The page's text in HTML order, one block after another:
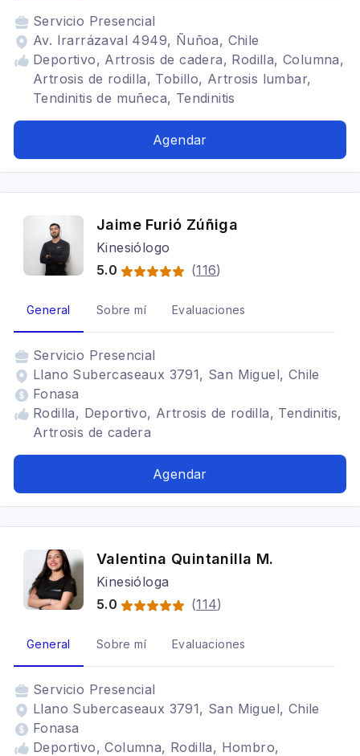
Servicio Presencial
Av. Irarrázaval 4949, Ñuñoa, Chile
Deportivo, Artrosis de cadera, Rodilla, Columna,
Artrosis de rodilla, Tobillo, Artrosis lumbar,
Tendinitis de muñeca, Tendinitis
Agendar
Jaime Furió Zúñiga
Kinesiólogo
5.0
(116)
General Sobre mí Evaluaciones
Servicio Presencial
Llano Subercaseaux 3791, San Miguel, Chile
Fonasa
Rodilla, Deportivo, Artrosis de rodilla, Tendinitis,
Artrosis de cadera
Agendar
Valentina Quintanilla M.
Kinesióloga
5.0
(114)
General Sobre mí Evaluaciones
Servicio Presencial
Llano Subercaseaux 3791, San Miguel, Chile
Fonasa
Deportivo, Columna, Rodilla, Hombro,